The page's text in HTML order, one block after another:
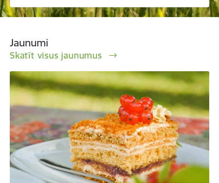
Jaunumi
Skatīt visus jaunumus